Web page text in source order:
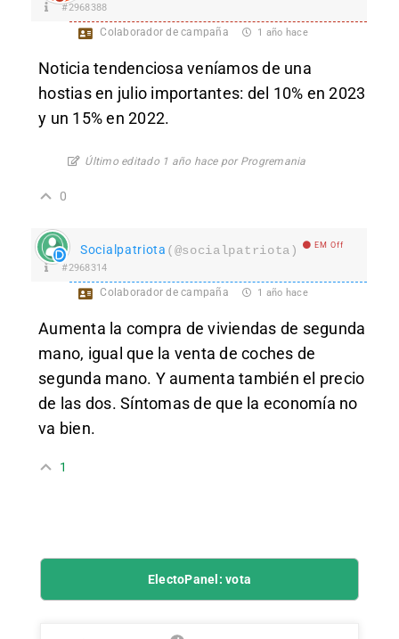
#2968388
Colaborador de campaña 1 año hace
Noticia tendenciosa veníamos de una
hostias en julio importantes: del 10% en 2023
y un 15% en 2022.
Último editado 1 año hace por Progremania
0
Socialpatriota (@socialpatriota) EM Off
#2968314
Colaborador de campaña 1 año hace
Aumenta la compra de viviendas de segunda
mano, igual que la venta de coches de
segunda mano. Y aumenta también el precio
de las dos. Síntomas de que la economía no
va bien.
1
ElectoPanel: vota